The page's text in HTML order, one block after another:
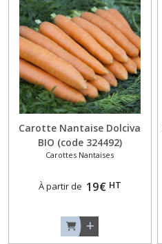
Carotte Nantaise Dolciva
BIO (code 324492)
Carottes Nantaises
À partir de 19€ HT